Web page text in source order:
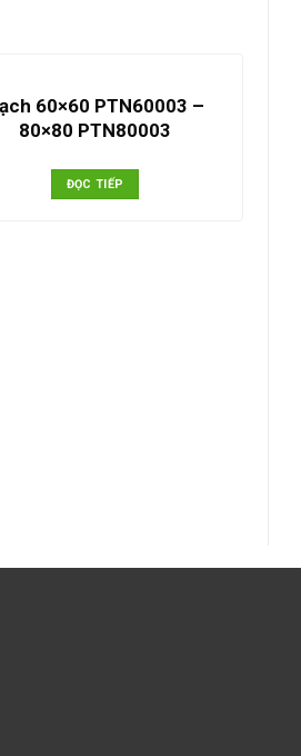
60×60 PTN60003 –
80×80 PTN80003
ĐỌC TIẾP